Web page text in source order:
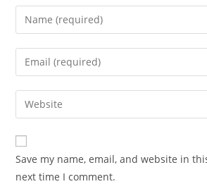
Enter
your
name
comment
Enter
your
email
address
comment
Enter
your
website
URL
(optional)
Save my name, email, and website in
next time I comment.